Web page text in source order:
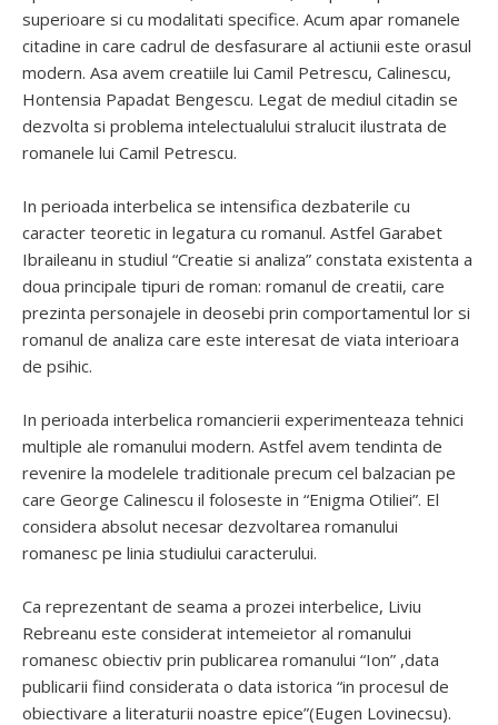
superioare si cu modalitati specifice. Acum apar romanele
citadine in care cadrul de desfasurare al actiunii este orasul
modern. Asa avem creatiile lui Camil Petrescu, Calinescu,
Hontensia Papadat Bengescu. Legat de mediul citadin se
dezvolta si problema intelectualului stralucit ilustrata de
romanele lui Camil Petrescu.
In perioada interbelica se intensifica dezbaterile cu
caracter teoretic in legatura cu romanul. Astfel Garabet
Ibraileanu in studiul “Creatie si analiza” constata existenta a
doua principale tipuri de roman: romanul de creatii, care
prezinta personajele in deosebi prin comportamentul lor si
romanul de analiza care este interesat de viata interioara
de psihic.
In perioada interbelica romancierii experimenteaza tehnici
multiple ale romanului modern. Astfel avem tendinta de
revenire la modelele traditionale precum cel balzacian pe
care George Calinescu il foloseste in “Enigma Otiliei”. El
considera absolut necesar dezvoltarea romanului
romanesc pe linia studiului caracterului.
Ca reprezentant de seama a prozei interbelice, Liviu
Rebreanu este considerat intemeietor al romanului
romanesc obiectiv prin publicarea romanului “Ion” ,data
publicarii fiind considerata o data istorica “in procesul de
obiectivare a literaturii noastre epice”(Eugen Lovinecsu).